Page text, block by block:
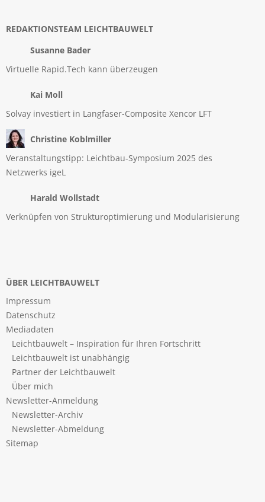
REDAKTIONSTEAM LEICHTBAUWELT
Susanne Bader
Virtuelle Rapid.Tech kann überzeugen
Kai Moll
Solvay investiert in Langfaser-Composite Xencor LFT
Christine Koblmiller
Veranstaltungstipp: Leichtbau-Symposium 2025 des
Netzwerks igeL
Harald Wollstadt
Verknüpfen von Strukturoptimierung und Modularisierung
ÜBER LEICHTBAUWELT
Impressum
Datenschutz
Mediadaten
Leichtbauwelt – Inspiration für Ihren Fortschritt
Leichtbauwelt ist unabhängig
Partner der Leichtbauwelt
Über mich
Newsletter-Anmeldung
Newsletter-Archiv
Newsletter-Abmeldung
Sitemap